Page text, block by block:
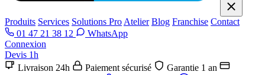
Produits Services Solutions Pro Atelier Blog Franchise Contact
01 47 21 38 12
WhatsApp
Connexion
Devis 1h
Livraison 24h
Paiement sécurisé
Garantie 1 an